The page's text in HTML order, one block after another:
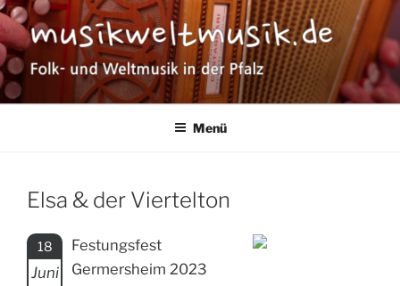
Zum
Inhalt
springen
MUSIKWELTMUSIK
Folk- und Weltmusik in der Pfalz
Menü
Elsa & der Viertelton
18
Juni
Festungsfest
Germersheim 2023